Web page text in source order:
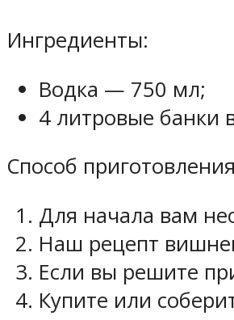
Ингредиенты:
Водка — 750 мл;
4 литровые банки
Способ
Для начала вам
Наш рецепт
Если вы решите
Купите или